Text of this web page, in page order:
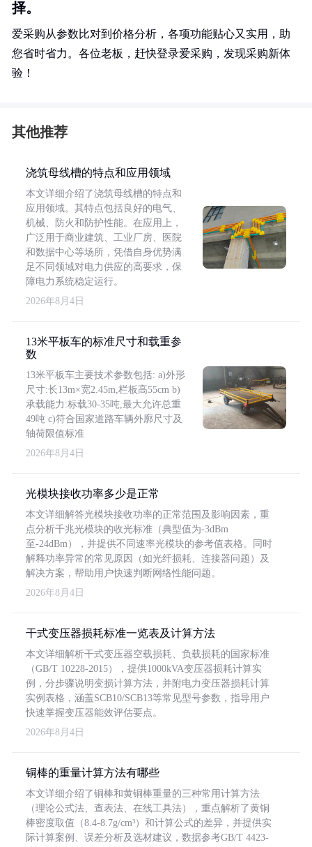
择。
爱采购从参数比对到价格分析，各项功能贴心又实用，助
您省时省力。各位老板，赶快登录爱采购，发现采购新体
验！
其他推荐
浇筑母线槽的特点和应用领域
本文详细介绍了浇筑母线槽的特点和
应用领域。其特点包括良好的电气、
机械、防火和防护性能。在应用上，
广泛用于商业建筑、工业厂房、医院
和数据中心等场所，凭借自身优势满
足不同领域对电力供应的高要求，保
障电力系统稳定运行。
2026年8月4日
13米平板车的标准尺寸和载重参
数
13米平板车主要技术参数包括: a)外形
尺寸:长13m×宽2.45m,栏板高55cm b)
承载能力:标载30-35吨,最大允许总重
49吨 c)符合国家道路车辆外廓尺寸及
轴荷限值标准
2026年8月4日
光模块接收功率多少是正常
本文详细解答光模块接收功率的正常范围及影响因素，重
点分析千兆光模块的收光标准（典型值为-3dBm
至-24dBm），并提供不同速率光模块的参考值表格。同时
解释功率异常的常见原因（如光纤损耗、连接器问题）及
解决方案，帮助用户快速判断网络性能问题。
2026年8月4日
干式变压器损耗标准一览表及计算方法
本文详细解析干式变压器空载损耗、负载损耗的国家标准
（GB/T 10228-2015），提供1000kVA变压器损耗计算实
例，分步骤说明变损计算方法，并附电力变压器损耗计算
实例表格，涵盖SCB10/SCB13等常见型号参数，指导用户
快速掌握变压器能效评估要点。
2026年8月4日
铜棒的重量计算方法有哪些
本文详细介绍了铜棒和黄铜棒重量的三种常用计算方法
（理论公式法、查表法、在线工具法），重点解析了黄铜
棒密度取值（8.4-8.7g/cm³）和计算公式的差异，并提供实
际计算案例、误差分析及选材建议，数据参考GB/T 4423-